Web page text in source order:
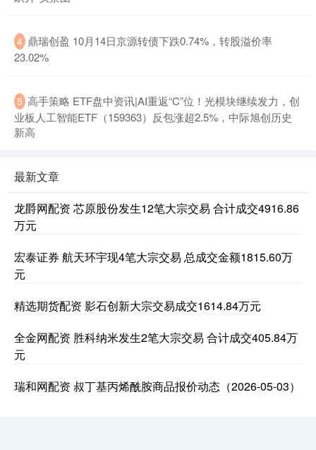
4 鼎瑞创盈 10月14日京源转债下跌0.74%，转股溢价率
23.02%
5 高手策略 ETF盘中资讯|AI重返“C”位！光模块继续发力，创
业板人工智能ETF（159363）反包涨超2.5%，中际旭创历史
新高
最新文章
龙爵网配资 芯原股份发生12笔大宗交易 合计成交4916.86
万元
宏泰证券 航天环宇现4笔大宗交易 总成交金额1815.60万
元
精选期货配资 影石创新大宗交易成交1614.84万元
全金网配资 胜科纳米发生2笔大宗交易 合计成交405.84万
元
瑞和网配资 叔丁基丙烯酰胺商品报价动态（2026-05-03）